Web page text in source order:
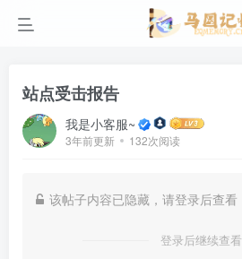
站点受击报告
我是小客服~
3年前更新 132次阅读
该帖子内容已隐藏，请登录后查看
登录后继续查看